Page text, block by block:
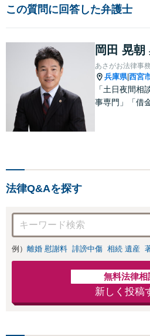
この質問に回答した弁護士
岡田 晃朝
あさがお法律事
兵庫県|西宮
「土日夜間相
事専門」「借
法律Q&Aを探す
例） 離婚 慰謝料 誹謗中傷 相続 遺産
無料法律相
新しく投稿